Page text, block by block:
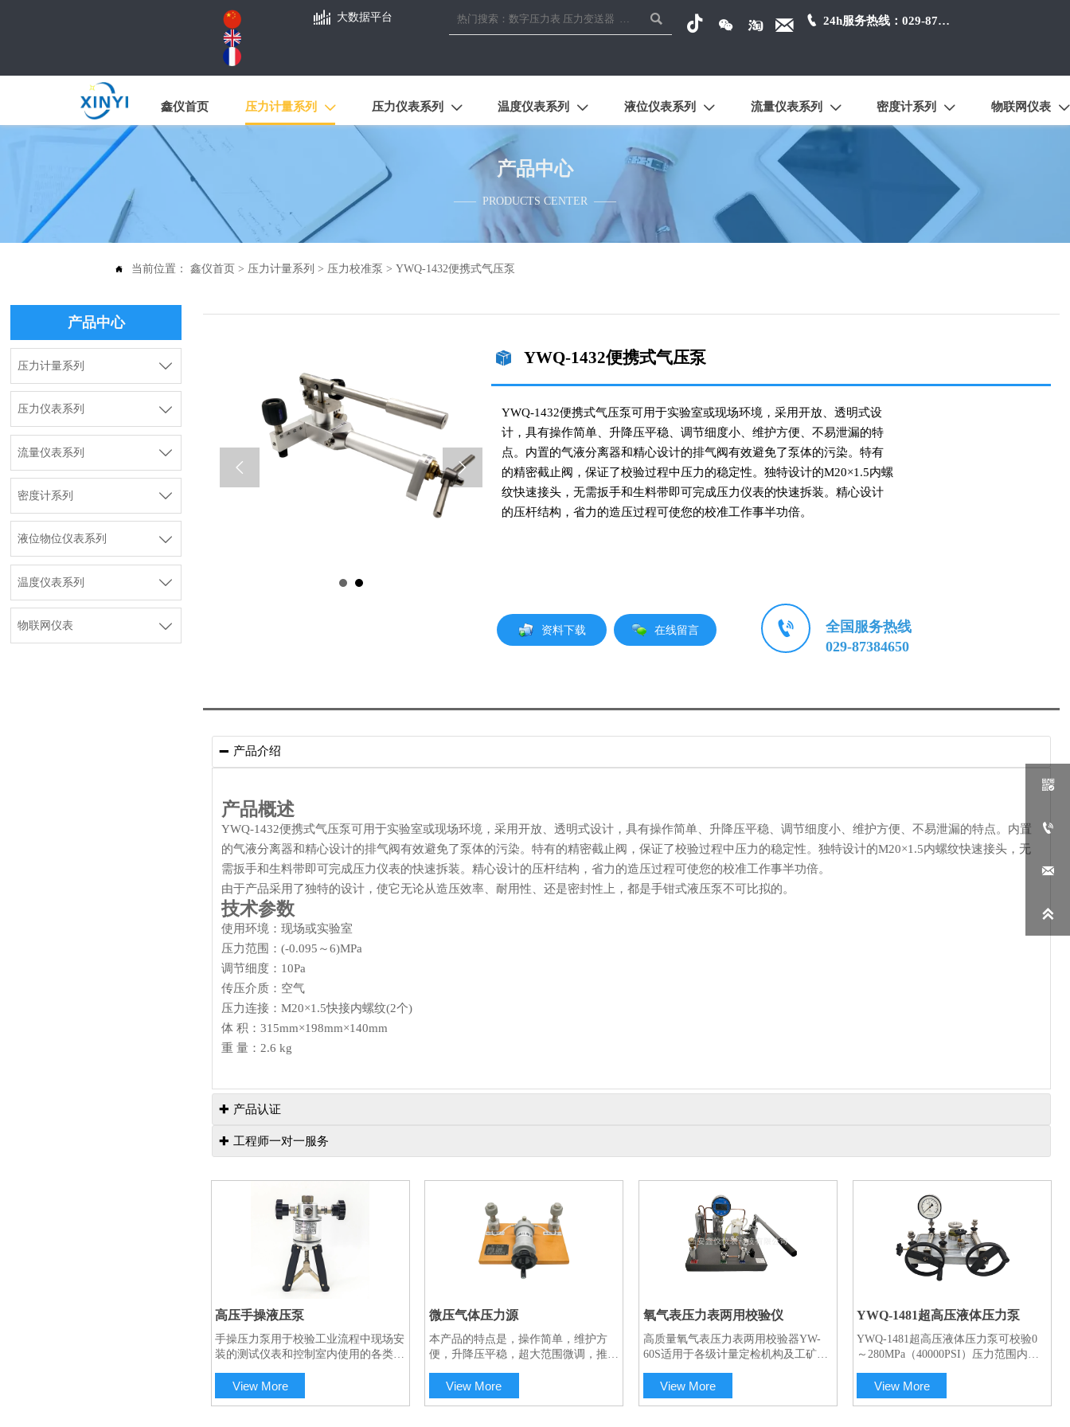
 大数据平台       24h服务热线：029-87384650
鑫仪首页 压力计量系列  压力仪表系列  温度仪表系列  液位仪表系列  流量仪表系列  密度计系列  物联网仪表 
产品中心
—— PRODUCTS CENTER ——
 当前位置：鑫仪首页 > 压力计量系列 > 压力校准泵 >YWQ-1432便携式气压泵
产品中心
压力计量系列 
压力仪表系列 
流量仪表系列 
密度计系列 
液位物位仪表系列 
温度仪表系列 
物联网仪表 
 
YWQ-1432便携式气压泵
YWQ-1432便携式气压泵可用于实验室或现场环境，采用开放、透明式设
计，具有操作简单、升降压平稳、调节细度小、维护方便、不易泄漏的特
点。内置的气液分离器和精心设计的排气阀有效避免了泵体的污染。特有
的精密截止阀，保证了校验过程中压力的稳定性。独特设计的M20×1.5内螺
纹快速接头，无需扳手和生料带即可完成压力仪表的快速拆装。精心设计
的压杆结构，省力的造压过程可使您的校准工作事半功倍。
资料下载 在线留言 
全国服务热线
029-87384650
 产品介绍
产品概述
YWQ-1432便携式气压泵可用于实验室或现场环境，采用开放、透明式设计，具有操作简单、升降压平稳、调节细度小、维护方便、不易泄漏的特点。内置
的气液分离器和精心设计的排气阀有效避免了泵体的污染。特有的精密截止阀，保证了校验过程中压力的稳定性。独特设计的M20×1.5内螺纹快速接头，无
需扳手和生料带即可完成压力仪表的快速拆装。精心设计的压杆结构，省力的造压过程可使您的校准工作事半功倍。
由于产品采用了独特的设计，使它无论从造压效率、耐用性、还是密封性上，都是手钳式液压泵不可比拟的。
技术参数
使用环境：现场或实验室
压力范围：(-0.095～6)MPa
调节细度：10Pa
传压介质：空气
压力连接：M20×1.5快接内螺纹(2个)
体 积：315mm×198mm×140mm
重 量：2.6 kg
 产品认证
 工程师一对一服务
扫码咨询工程师一对一服务
高压手操液压泵
手操压力泵用于校验工业流程中现场安
装的测试仪表和控制室内使用的各类压
供压力源.凡60Mpa以内的各类压力变
送器,压力传感器以及各类压力仪表均
View More
微压气体压力源
本产品的特点是，操作简单，维护方
便，升降压平稳，超大范围微调，推拉
制的调节细度高。集正负造压于一体，
正负压切换方便，无泄漏等特点，是校
View More
氧气表压力表两用校验仪
高质量氧气表压力表两用校验器YW-
60S适用于各级计量定检机构及工矿企
禁油类压力表. 本校验器采用手压杆杠
作用下的柱塞泵产生压力,设置二级油
View More
YWQ-1481超高压液体压力泵
YWQ-1481超高压液体压力泵可校验0
～280MPa（40000PSI）压力范围内压
View More



